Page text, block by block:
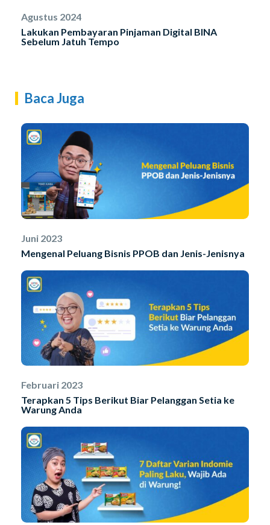
Agustus 2024
Lakukan Pembayaran Pinjaman Digital BINA
Sebelum Jatuh Tempo
Baca Juga
Juni 2023
Mengenal Peluang Bisnis PPOB dan Jenis-Jenisnya
Februari 2023
Terapkan 5 Tips Berikut Biar Pelanggan Setia ke
Warung Anda